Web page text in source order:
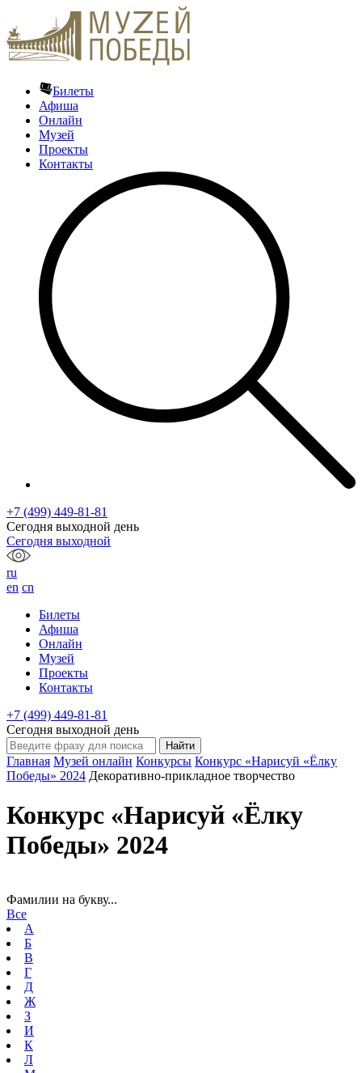
Билеты
Афиша
Онлайн
Музей
Проекты
Контакты
+7 (499) 449-81-81
Сегодня выходной день
Сегодня выходной
ru
en cn
Билеты
Афиша
Онлайн
Музей
Проекты
Контакты
+7 (499) 449-81-81
Сегодня выходной день
Главная Музей онлайн Конкурсы Конкурс «Нарисуй «Ёлку
Победы» 2024 Декоративно-прикладное творчество
Конкурс «Нарисуй «Ёлку
Победы» 2024
Фамилии на букву...
Все
А
Б
В
Г
Д
Ж
З
И
К
Л